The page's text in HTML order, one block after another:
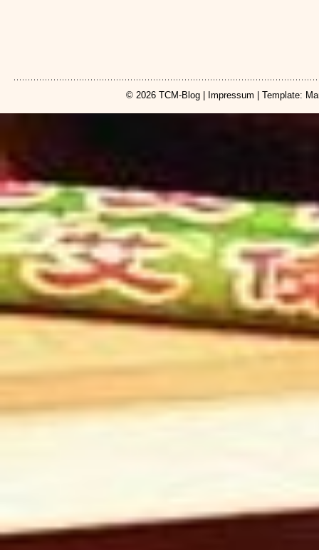
© 2026 TCM-Blog| Impressum | Template: